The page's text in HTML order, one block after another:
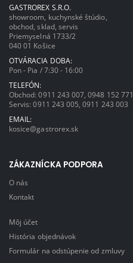
GASTROREX S.R.O.
showroom, kuchynské štúdio,
obchod, sklad, servis
Priemyselná 1733/2
040 01 Košice
OTVÁRACIA DOBA:
Pon - Pia / 7:30 - 16:00
TELEFÓN:
Obchod:0911 243 007 ,0948 152 771
Servis:0911 243 005 ,0911 243 003
EMAIL:
kosice@gastrorex.sk
ZÁKAZNÍCKA PODPORA
O nás
Kontakt
Môj účet
História objednávok
Formulár na odstúpenie od zmluvy